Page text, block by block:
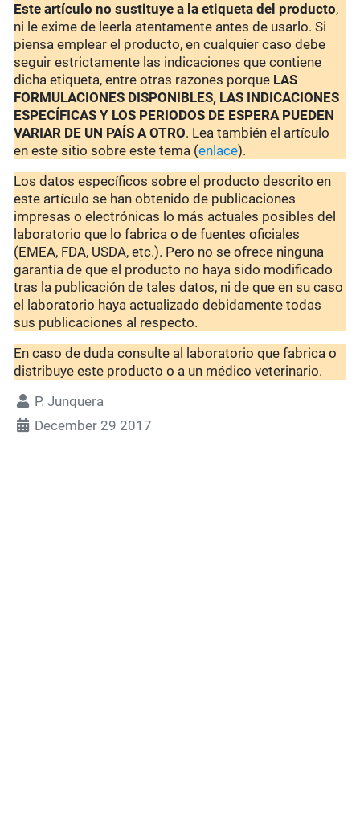
Este artículo no sustituye a la etiqueta del producto,
ni le exime de leerla atentamente antes de usarlo. Si
piensa emplear el producto, en cualquier caso debe
seguir estrictamente las indicaciones que contiene
dicha etiqueta, entre otras razones porque LAS
FORMULACIONES DISPONIBLES, LAS INDICACIONES
ESPECÍFICAS Y LOS PERIODOS DE ESPERA PUEDEN
VARIAR DE UN PAÍS A OTRO. Lea también el artículo
en este sitio sobre este tema (enlace).
Los datos específicos sobre el producto descrito en
este artículo se han obtenido de publicaciones
impresas o electrónicas lo más actuales posibles del
laboratorio que lo fabrica o de fuentes oficiales
(EMEA, FDA, USDA, etc.). Pero no se ofrece ninguna
garantía de que el producto no haya sido modificado
tras la publicación de tales datos, ni de que en su caso
el laboratorio haya actualizado debidamente todas
sus publicaciones al respecto.
En caso de duda consulte al laboratorio que fabrica o
distribuye este producto o a un médico veterinario.
P. Junquera
December 29 2017